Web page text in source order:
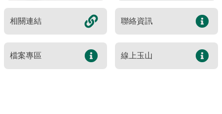
請願及訴願
建造及使用執照案件統計
建築執照申請進度與缺失查詢
檔案應用活動
玉山國公園粉絲專頁
線上玉山
Bahasa indonesia
Deutsche
Français
相關連結 聯絡資訊
檔案專區 線上玉山